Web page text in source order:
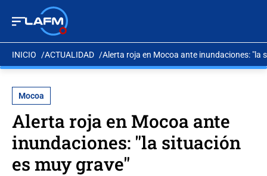
INICIO ACTUALIDAD Alerta roja en Mocoa ante inundaciones: "la
Mocoa
Alerta roja en Mocoa ante
inundaciones: "la situación
es muy grave"